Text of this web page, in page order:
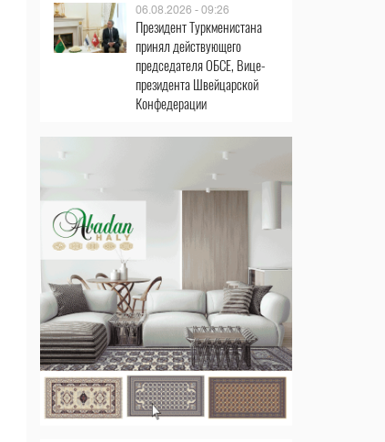
06.08.2026 - 09:26
Президент Туркменистана
принял действующего
председателя ОБСЕ, Вице-
президента Швейцарской
Конфедерации